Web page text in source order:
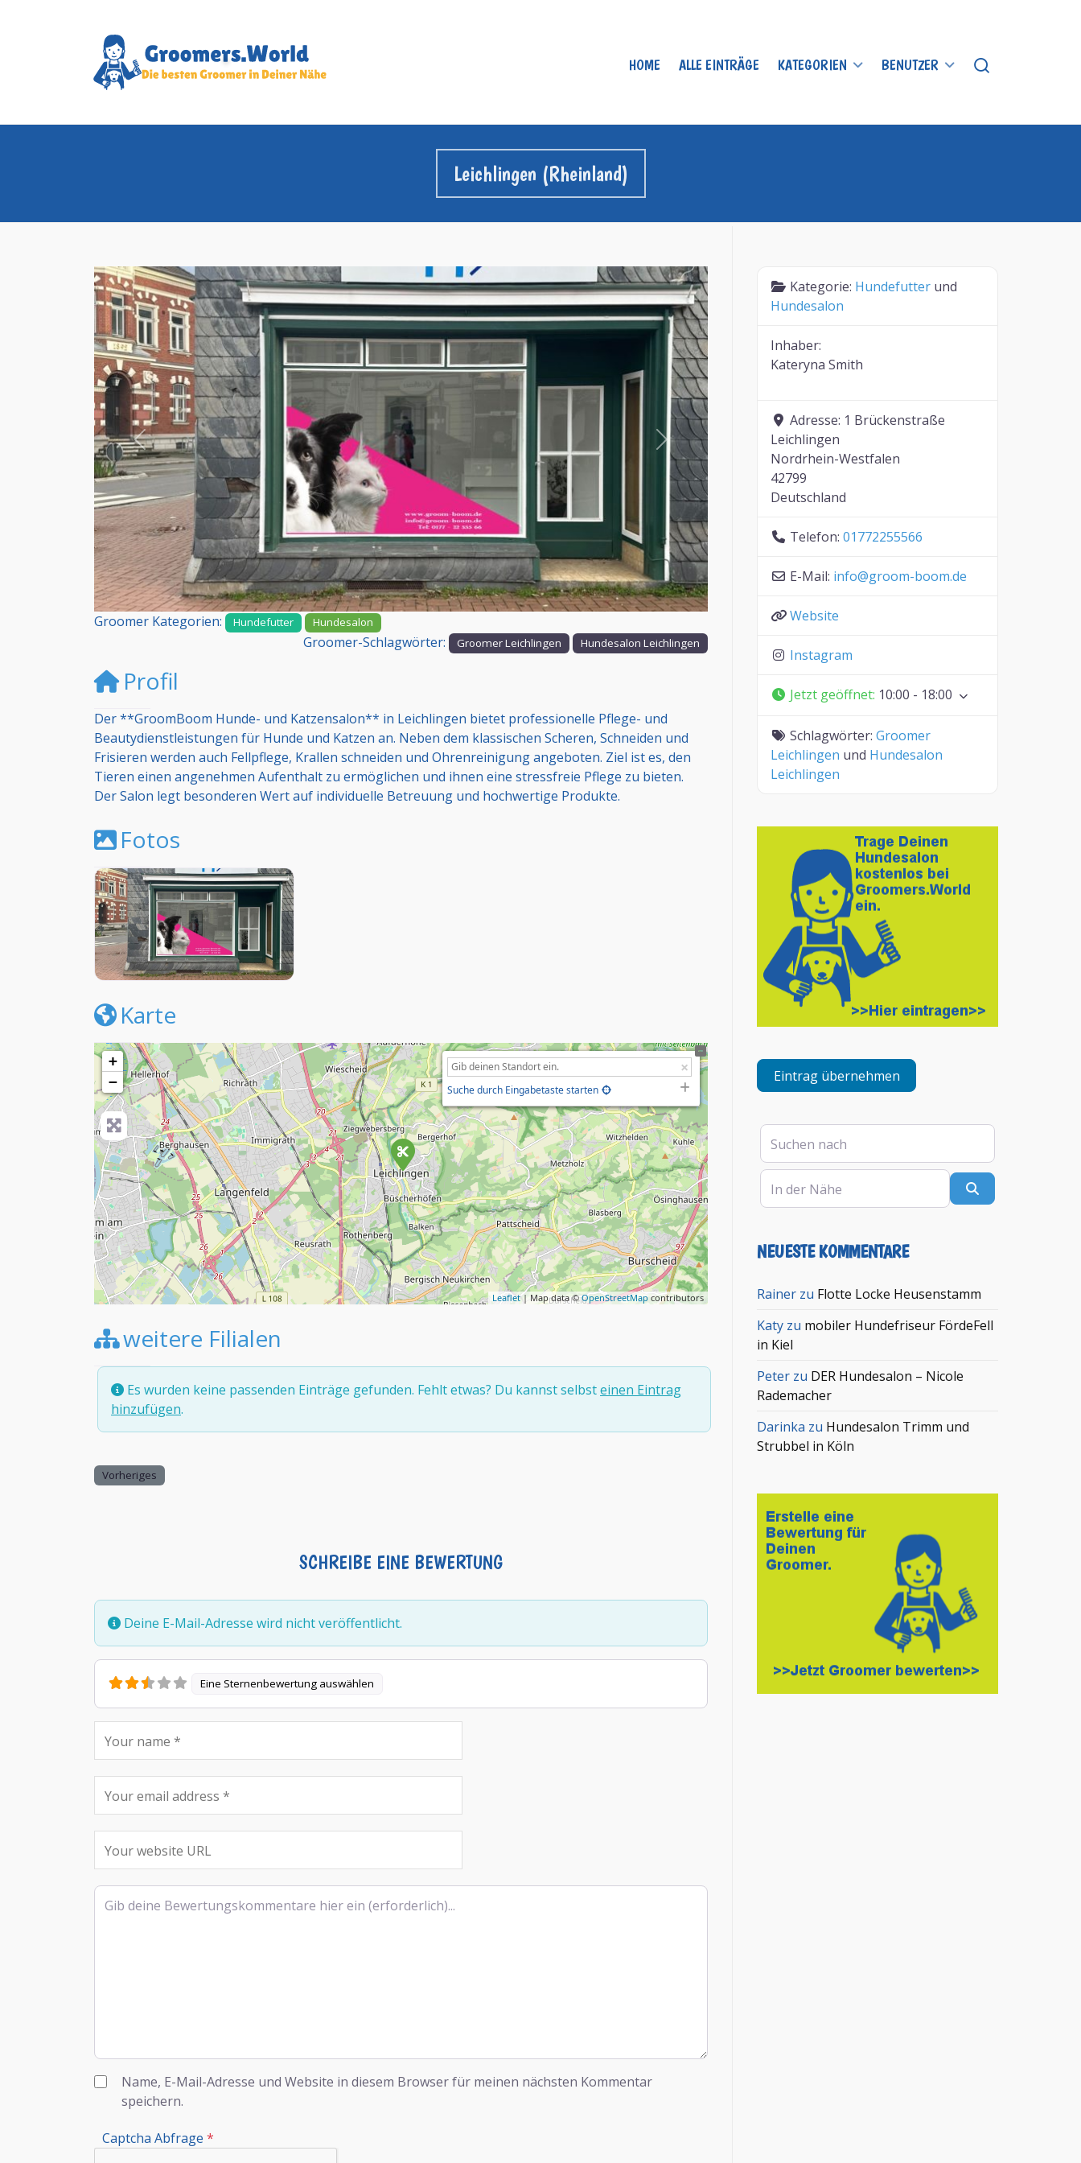
HOME ALLE EINTRÄGE KATEGORIEN BENUTZER
Leichlingen (Rheinland)
Vorheriges Nächstes
Groomer Kategorien: Hundefutter Hundesalon
Groomer-Schlagwörter: Groomer Leichlingen Hundesalon Leichlingen
Profil
Der **GroomBoom Hunde- und Katzensalon** in Leichlingen bietet professionelle Pflege- und
Beautydienstleistungen für Hunde und Katzen an. Neben dem klassischen Scheren, Schneiden und
Frisieren werden auch Fellpflege, Krallen schneiden und Ohrenreinigung angeboten. Ziel ist es, den
Tieren einen angenehmen Aufenthalt zu ermöglichen und ihnen eine stressfreie Pflege zu bieten.
Der Salon legt besonderen Wert auf individuelle Betreuung und hochwertige Produkte.
Fotos
Karte
+
−
Suche durch Eingabetaste starten
Leaflet| Map data ©OpenStreetMap contributors
weitere Filialen
Es wurden keine passenden Einträge gefunden. Fehlt etwas? Du kannst selbsteinen Eintrag
hinzufügen.
Vorheriges
SCHREIBE EINE BEWERTUNG
Deine E-Mail-Adresse wird nicht veröffentlicht.
Eine Sternenbewertung auswählen
Rezensionstext
Name, E-Mail-Adresse und Website in diesem Browser für meinen nächsten Kommentar
speichern.
Captcha Abfrage *
Kategorie: Hundefutter und
Hundesalon
Inhaber:
Kateryna Smith
Adresse: 1 Brückenstraße
Leichlingen
Nordrhein-Westfalen
42799
Deutschland
Telefon:01772255566
E-Mail: info@groom-boom.de
Website
Instagram
Jetzt geöffnet: 10:00 - 18:00
Schlagwörter:Groomer
Leichlingen und Hundesalon
Leichlingen
Eintrag übernehmen
Suchen nach
In der Nähe
NEUESTE KOMMENTARE
Rainer zu Flotte Locke Heusenstamm
Katy zu mobiler Hundefriseur FördeFell
in Kiel
Peter zu DER Hundesalon – Nicole
Rademacher
Darinka zu Hundesalon Trimm und
Strubbel in Köln